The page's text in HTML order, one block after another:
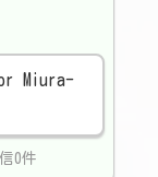
Miura-
0件